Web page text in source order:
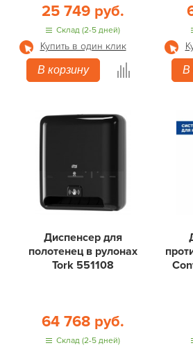
25 749 руб.
Склад (2-5 дней)
Купить в один клик
В корзину
В
Диспенсер для
полотенец в рулонах
Tork 551108
64 768 руб.
Склад (2-5 дней)